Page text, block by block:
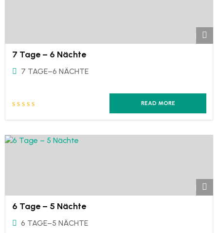
7 Tage – 6 Nächte
7 TAGE–6 NÄCHTE
READ MORE
6 Tage – 5 Nächte
6 TAGE–5 NÄCHTE